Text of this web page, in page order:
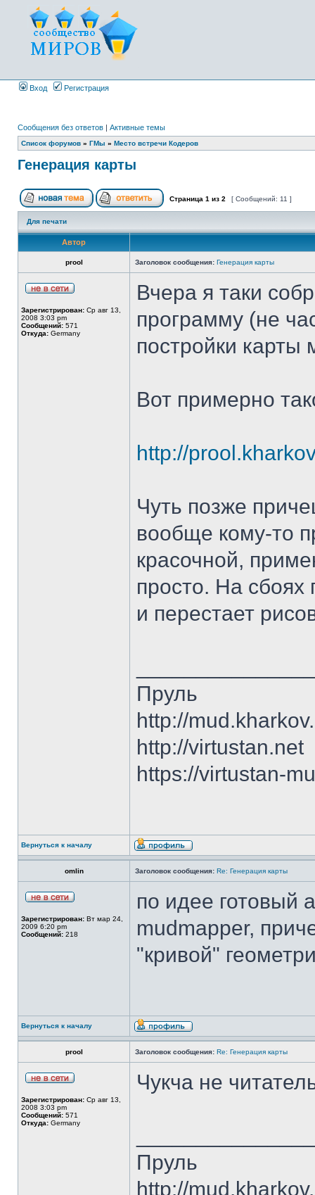
Вход Регистрация
Сообщения без ответов | Активные темы
Список форумов » ГМы » Место встречи Кодеров
Генерация карты
Страница 1 из 2 [ Сообщений: 11 ]
Для печати
Автор
prool Заголовок сообщения: Генерация карты
Зарегистрирован: Ср авг 13,
2008 3:03 pm
Сообщений: 571
Откуда: Germany
Вчера я таки
программу (не
постройки
Вот примерно
http://
Чуть позже
вообще кому-то
красочной,
просто. На сбоях
и перестает
Пруль
http://
http://virtustan.net
https://virtustan-
Вернуться к началу
omlin Заголовок сообщения: Re: Генерация карты
Зарегистрирован: Вт мар 24,
2009 6:20 pm
Сообщений: 218
по идее готовый
mudmapper,
"кривой"
Вернуться к началу
prool Заголовок сообщения: Re: Генерация карты
Зарегистрирован: Ср авг 13,
2008 3:03 pm
Сообщений: 571
Откуда: Germany
Чукча не
Пруль
http://